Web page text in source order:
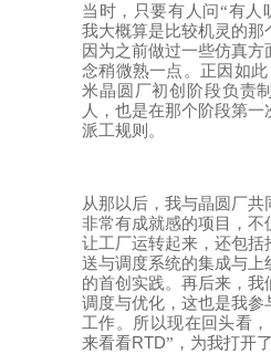
当时，只要有人问“有人
我大概算是比较机灵的
因为之前做过一些仿真
念稍微熟一点。正因如此
米晶圆厂初创阶段负责
人，也是在那个阶段第
派工规则。
从那以后，我与晶圆厂共
非常有成就感的项目，不
让工厂运转起来，还包括
送与调度系统的集成与上
的首创实践。再后来，
调度与优化，这也是我参
工作。所以现在回头看
来看看RTD”，为我打开